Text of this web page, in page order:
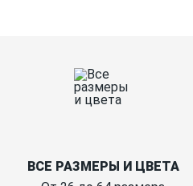
ВСЕ РАЗМЕРЫ И ЦВЕТА